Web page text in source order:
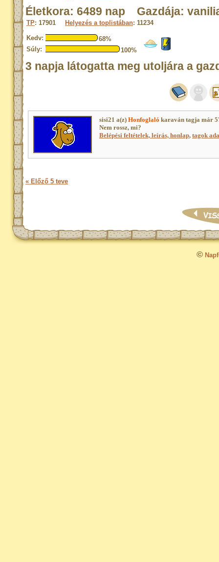
Életkora: 6489 nap Gazdája:
TP: 17901 Helyezés a toplistában: 11234
Kedv:
68%
Súly:
100%
3 napja látogatta meg utoljára a
sisi21 a(z) Honfoglaló karaván tagja már
Nem rossz, mi?
Belépési feltételek, leírás, honlap, tagok
« Előző 5 teve
©